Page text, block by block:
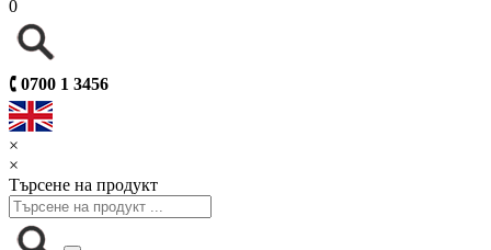
0
🕻 0700 1 3456
×
×
Търсене на продукт